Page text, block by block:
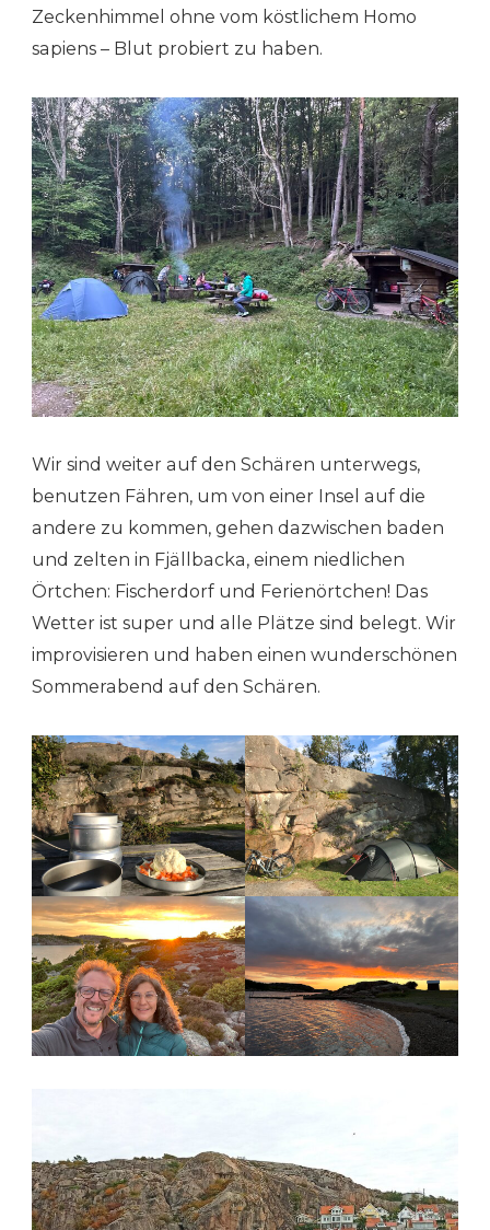
Zeckenhimmel ohne vom köstlichem Homo
sapiens – Blut probiert zu haben.
Wir sind weiter auf den Schären unterwegs,
benutzen Fähren, um von einer Insel auf die
andere zu kommen, gehen dazwischen baden
und zelten in Fjällbacka, einem niedlichen
Örtchen: Fischerdorf und Ferienörtchen! Das
Wetter ist super und alle Plätze sind belegt. Wir
improvisieren und haben einen wunderschönen
Sommerabend auf den Schären.